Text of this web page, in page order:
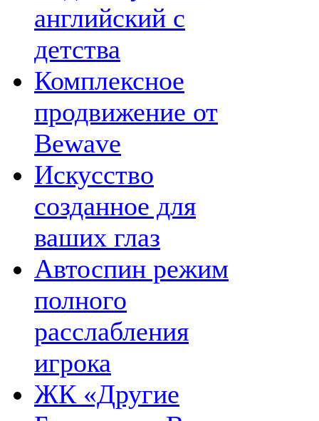
английский с
детства
Комплексное
продвижение от
Bewave
Искусство
созданное для
ваших глаз
Автоспин режим
полного
расслабления
игрока
ЖК «Другие